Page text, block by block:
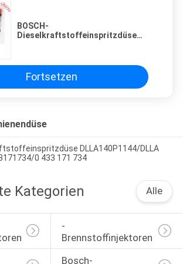
BOSCH-
Dieselkraftstoffeinspritzdüse
Fortsetzen
DLLA140P1144/DLLA
0 433 171 734
Kategorien Alle
-
Brennstoffinjektoren
Bosch-